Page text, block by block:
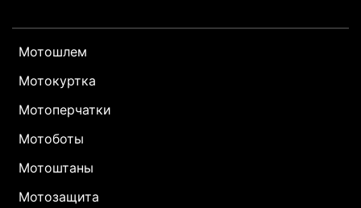
Мотошлем
Мотокуртка
Мотоперчатки
Мотоботы
Мотоштаны
Мотозащита